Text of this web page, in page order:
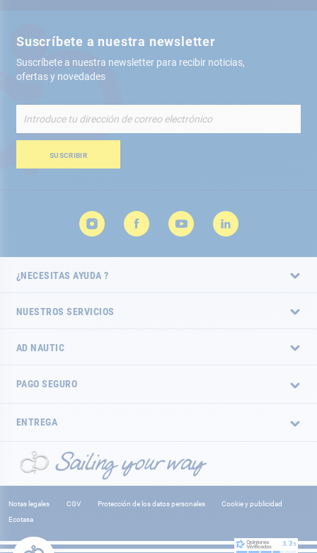
Suscríbete a nuestra newsletter
Suscríbete a nuestra newsletter para recibir noticias,
ofertas y novedades
nuestro
de
SUSCRIBIR
¿NECESITAS AYUDA ?
NUESTROS SERVICIOS
AD NAUTIC
PAGO SEGURO
ENTREGA
Notas legales CGV Protección de los datos personales
Cookie y publicidad
Ecotasa